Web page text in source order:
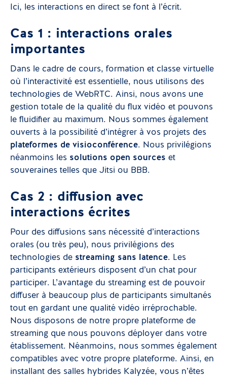
Ici, les interactions en direct se font à l’écrit.
Cas 1 : interactions orales
importantes
Dans le cadre de cours, formation et classe virtuelle
où l’interactivité est essentielle, nous utilisons des
technologies de WebRTC. Ainsi, nous avons une
gestion totale de la qualité du flux vidéo et pouvons
le fluidifier au maximum. Nous sommes également
ouverts à la possibilité d’intégrer à vos projets des
plateformes de visioconférence. Nous privilégions
néanmoins les solutions open sources et
souveraines telles que Jitsi ou BBB.
Cas 2 : diffusion avec
interactions écrites
Pour des diffusions sans nécessité d’interactions
orales (ou très peu), nous privilégions des
technologies de streaming sans latence. Les
participants extérieurs disposent d’un chat pour
participer. L’avantage du streaming est de pouvoir
diffuser à beaucoup plus de participants simultanés
tout en gardant une qualité vidéo irréprochable.
Nous disposons de notre propre plateforme de
streaming que nous pouvons déployer dans votre
établissement. Néanmoins, nous sommes également
compatibles avec votre propre plateforme. Ainsi, en
installant des salles hybrides Kalyzée, vous n’êtes